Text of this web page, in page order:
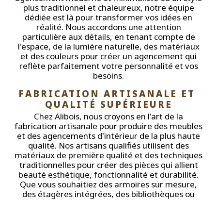
plus traditionnel et chaleureux, notre équipe
dédiée est là pour transformer vos idées en
réalité. Nous accordons une attention
particulière aux détails, en tenant compte de
l'espace, de la lumière naturelle, des matériaux
et des couleurs pour créer un agencement qui
reflète parfaitement votre personnalité et vos
besoins.
FABRICATION ARTISANALE ET
QUALITÉ SUPÉRIEURE
Chez Alibois, nous croyons en l'art de la
fabrication artisanale pour produire des meubles
et des agencements d'intérieur de la plus haute
qualité. Nos artisans qualifiés utilisent des
matériaux de première qualité et des techniques
traditionnelles pour créer des pièces qui allient
beauté esthétique, fonctionnalité et durabilité.
Que vous souhaitiez des armoires sur mesure,
des étagères intégrées, des bibliothèques ou